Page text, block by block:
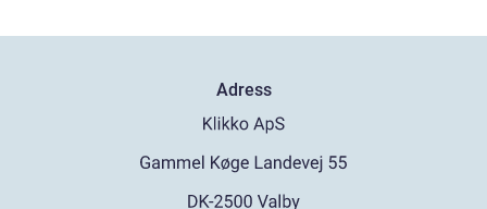
Adress